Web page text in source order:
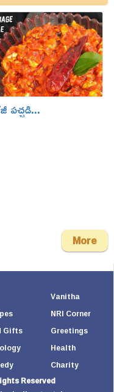
పచ్చడి...
More
Gifts
Vanitha
NRI Corner
Greetings
Health
Charity
Reserved